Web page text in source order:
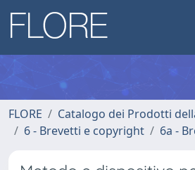
FLORE
Catalogo dei Prodotti
6 - Brevetti e copyright
6a -